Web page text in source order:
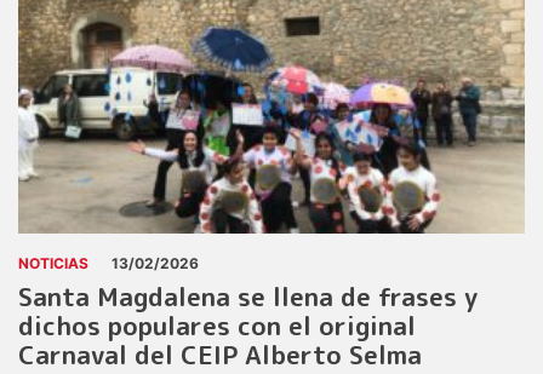
NOTICIAS 13/02/2026
Santa Magdalena se llena de frases y
dichos populares con el original
Carnaval del CEIP Alberto Selma